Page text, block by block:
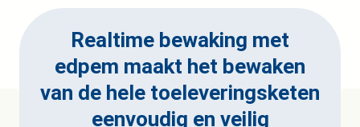
Realtime bewaking met
edpem maakt het bewaken
van de hele toeleveringsketen
eenvoudig en veilig